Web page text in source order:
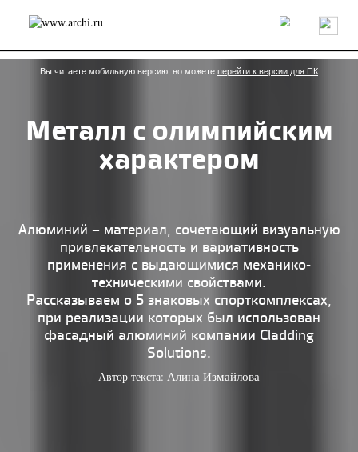
Россия Мир Технологии Интерьер Пресса
Архитекторы
Проекты
Конкурсы События Книги Вакансии
send.project Анонсы конкурсов
Блог
Объект
Результаты конкурса
Книги
Наследие Образование
Урбанистика
Вы читаете мобильную версию, но можете перейти к версии для ПК
Металл с олимпийским
характером
Алюминий – материал, сочетающий визуальную
привлекательность и вариативность
применения с выдающимися механико-
техническими свойствами.
Рассказываем о 5 знаковых спорткомплексах,
при реализации которых был использован
фасадный алюминий компании Cladding
Solutions.
Автор текста: Алина Измайлова